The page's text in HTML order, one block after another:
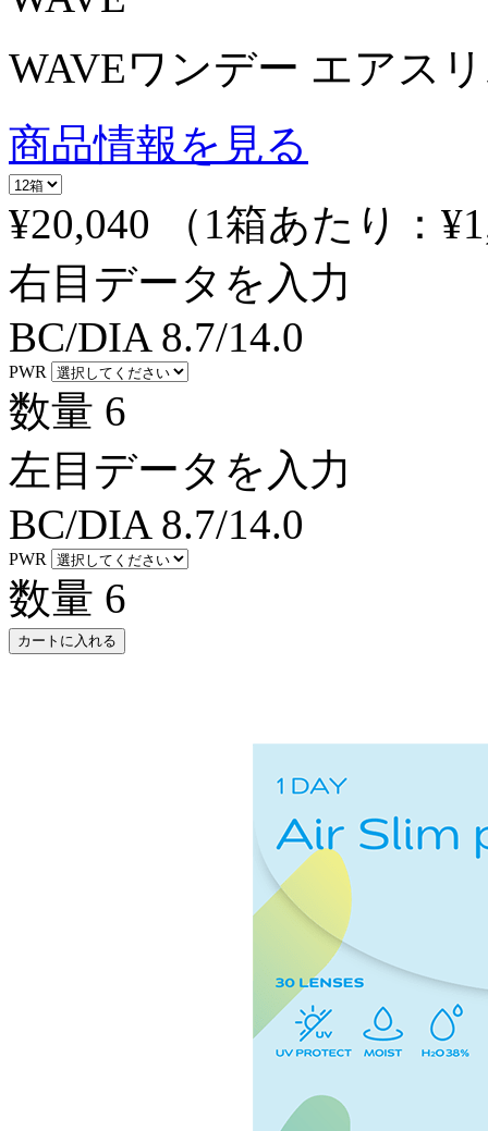
WAVEワンデー エアス
商品情報を見る
¥20,040
（1箱あたり：
右目データを入力
BC/DIA 8.7/14.0
PWR
数量 6
左目データを入力
BC/DIA 8.7/14.0
PWR
数量 6
カートに入れる